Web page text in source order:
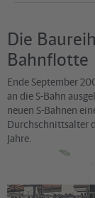
Die
Bahnflotte
Ende September
an die S-Bahn
neuen S-Bahnen
Durchschnittsalter
Jahre.
©